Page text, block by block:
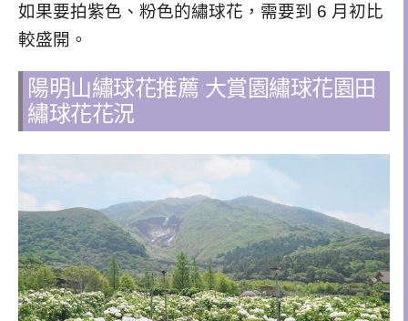
如果要拍紫色、粉色的繡球花，需要到 6 月初比
較盛開。
陽明山繡球花推薦 大賞園繡球花園田
繡球花花況